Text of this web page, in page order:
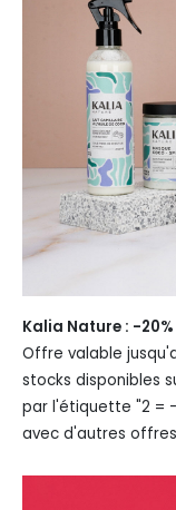
Kalia Nature : -
Offre valable
stocks disponibles
par l'étiquette "2 =
avec d'autres